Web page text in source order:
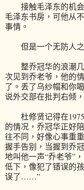
接触毛泽东的机会
毛泽东书房，可他从
事情。
但是一个无防人之
整乔冠华的浪潮几
次见到乔老爷，他的
了。丢了乌纱帽和你
说外交部在批判右倾
杜修贤记得在1975
的情况，乔冠华正好
往不同，好像心事重
握手告别，当握到乔
地叫他一声“乔老爷”
低下，像犯了错误的
误了……”